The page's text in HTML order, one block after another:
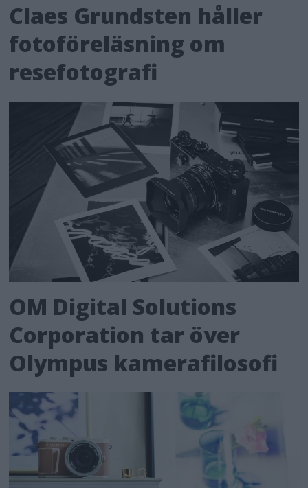
Claes Grundsten håller
fotoföreläsning om
resefotografi
OM Digital Solutions
Corporation tar över
Olympus kamerafilosofi